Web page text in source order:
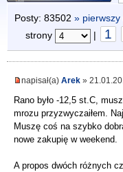
Posty: 83502 »
strony
| 1
napisał(a) Arek »
Rano było -12,5 st.C,
mrozu przyzwyczaiłem.
Muszę coś na szybko
nowe zakupię w weekend.
A propos dwóch różnych